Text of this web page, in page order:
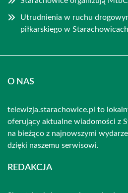
Utrudnienia w ruchu
piłkarskiego w Starachowicach
O NAS
telewizja.starachowice.pl to
oferujący aktualne wiadomości z
na bieżąco z najnowszymi
dzięki naszemu serwisowi.
REDAKCJA